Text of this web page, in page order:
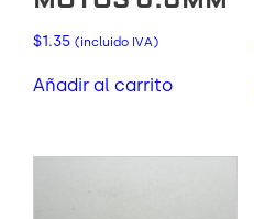
$1.35 (incluido IVA)
Añadir al carrito